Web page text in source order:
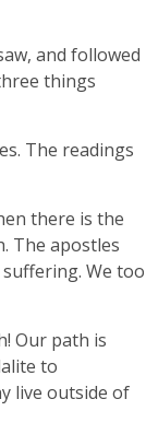
and followed
things
The readings
there is the
The apostles
We too
Our path is
to
live outside of